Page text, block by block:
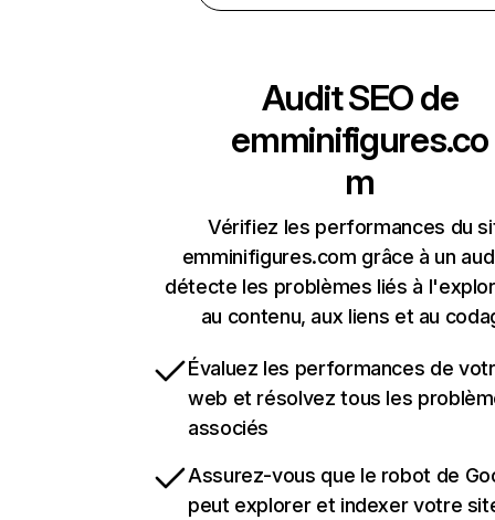
Audit SEO de
emminifigures.co
m
Vérifiez les performances du
emminifigures.com grâce à un
détecte les problèmes liés à
au contenu, aux liens et au
Évaluez les performances de
web et résolvez tous les
associés
Assurez-vous que le robot de
peut explorer et indexer votre